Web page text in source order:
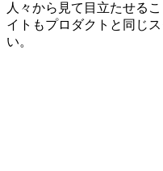
人々から見て目立たせる
イトもプロダクトと同じ
い。